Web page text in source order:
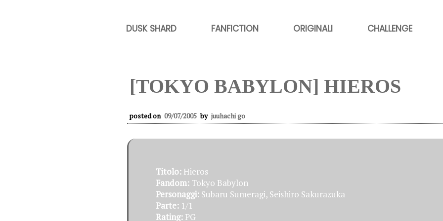
DUSK SHARD FANFICTION ORIGINALI CHALLENGE
[TOKYO BABYLON] HIEROS
posted on 09/07/2005 by juuhachi go
Titolo: Hieros
Fandom: Tokyo Babylon
Personaggi: Subaru Sumeragi, Seishiro Sakurazuka
Parte: 1/1
Rating: PG